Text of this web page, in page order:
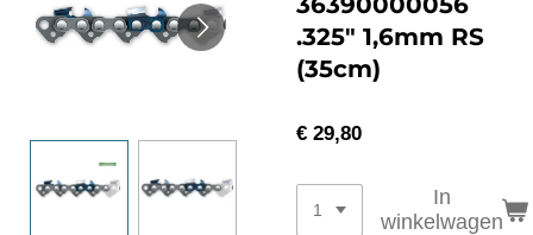
.325" 1,6mm RS
(35cm)
€ 29,80
In
winkelwagen